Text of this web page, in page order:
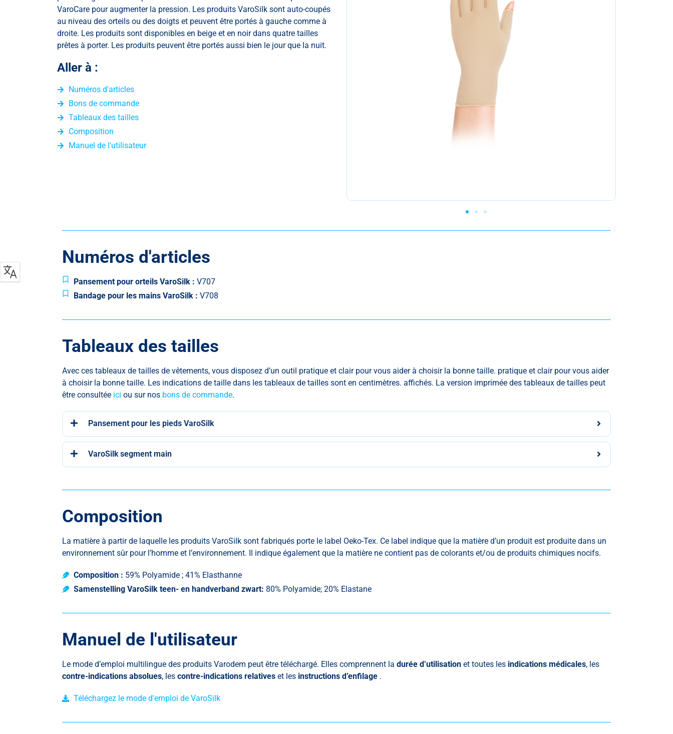
VaroCare pour augmenter la pression. Les produits VaroSilk sont auto-coupés
au niveau des orteils ou des doigts et peuvent être portés à gauche comme à
droite. Les produits sont disponibles en beige et en noir dans quatre tailles
prêtes à porter. Les produits peuvent être portés aussi bien le jour que la nuit.
Aller à :
Numéros d'articles
Bons de commande
Tableaux des tailles
Composition
Manuel de l'utilisateur
Numéros d'articles
Pansement pour orteils VaroSilk : V707
Bandage pour les mains VaroSilk : V708
Tableaux des tailles
Avec ces tableaux de tailles de vêtements, vous disposez d’un outil pratique et clair pour vous aider à choisir la bonne taille. pratique et clair pour vous aider
à choisir la bonne taille. Les indications de taille dans les tableaux de tailles sont en centimètres. affichés. La version imprimée des tableaux de tailles peut
être consultée ici ou sur nos bons de commande.
Pansement pour les pieds VaroSilk
VaroSilk segment main
Composition
La matière à partir de laquelle les produits VaroSilk sont fabriqués porte le label Oeko-Tex. Ce label indique que la matière d’un produit est produite dans un
environnement sûr pour l’homme et l’environnement. Il indique également que la matière ne contient pas de colorants et/ou de produits chimiques nocifs.
Composition : 59% Polyamide ; 41% Elasthanne
Samenstelling VaroSilk teen- en handverband zwart: 80% Polyamide; 20% Elastane
Manuel de l'utilisateur
Le mode d’emploi multilingue des produits Varodem peut être téléchargé. Elles comprennent la durée d’utilisation et toutes les indications médicales, les
contre-indications absolues, les contre-indications relatives et les instructions d’enfilage .
Téléchargez le mode d'emploi de VaroSilk